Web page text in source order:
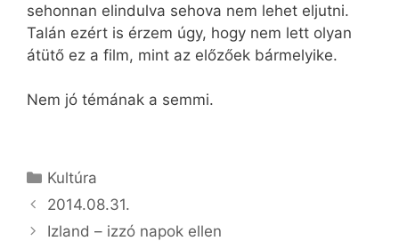
sehonnan elindulva sehova nem lehet eljutni.
Talán ezért is érzem úgy, hogy nem lett olyan
átütő ez a film, mint az előzőek bármelyike.
Nem jó témának a semmi.
Kategória
Kultúra
2014.08.31.
Izland – izzó napok ellen